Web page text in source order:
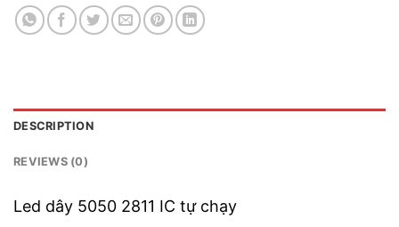
DESCRIPTION
REVIEWS (0)
Led dây 5050 2811 IC tự chạy